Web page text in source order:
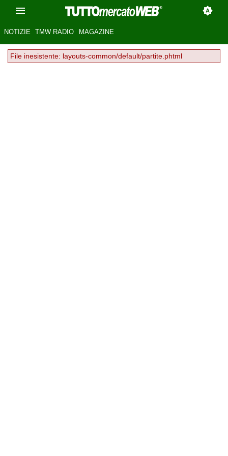
NOTIZIE TMW RADIO MAGAZINE
File inesistente: layouts-common/default/partite.phtml